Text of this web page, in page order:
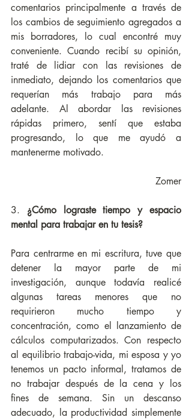
comentarios principalmente a través de
los cambios de seguimiento agregados a
mis borradores, lo cual encontré muy
conveniente. Cuando recibí su opinión,
traté de lidiar con las revisiones de
inmediato, dejando los comentarios que
requerían más trabajo para más
adelante. Al abordar las revisiones
rápidas primero, sentí que estaba
progresando, lo que me ayudó a
mantenerme motivado.
Zomer
3. ¿Cómo lograste tiempo y espacio
mental para trabajar en tu tesis?
Para centrarme en mi escritura, tuve que
detener la mayor parte de mi
investigación, aunque todavía realicé
algunas tareas menores que no
requirieron mucho tiempo y
concentración, como el lanzamiento de
cálculos computarizados. Con respecto
al equilibrio trabajo-vida, mi esposa y yo
tenemos un pacto informal, tratamos de
no trabajar después de la cena y los
fines de semana. Sin un descanso
adecuado, la productividad simplemente